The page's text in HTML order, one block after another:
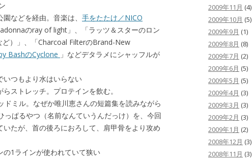
などを経由。音楽は、 手をたたけ／NICO
のray of light」、「ラッツ＆スターのロン
）」、「Charcoal FilterのBrand-New
BashのCyclone 」などデタラメにシャッフルが
いつもより水はいらない
ストレッチ。プロテインを飲む。
ドミル。なぜか唯川恵さんの短篇集を読みながら
ぱるやつ（名前なんていうんだっけ）を、今回
たが、首の後ろにおろして、肩甲骨をより攻め
の1ラインが使われていて狭い
2009年11月 (4)
2009年10月 (5)
2009年9月 (1)
2009年8月 (8)
2009年7月 (2)
2009年6月 (5)
2009年5月 (5)
2009年4月 (3)
2009年3月 (3)
2009年2月 (3)
2009年1月 (2)
2008年12月 (3)
2008年11月 (3)